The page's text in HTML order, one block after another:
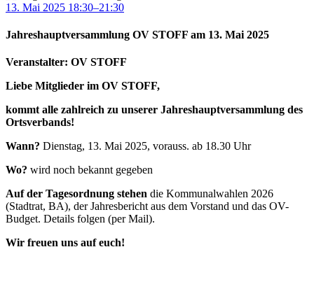
13. Mai 2025 18:30–21:30
Jahreshauptversammlung OV STOFF am 13. Mai 2025
Veranstalter: OV STOFF
Liebe Mitglieder im OV STOFF,
kommt alle zahlreich zu unserer Jahreshauptversammlung des
Ortsverbands!
Wann? Dienstag, 13. Mai 2025, vorauss. ab 18.30 Uhr
Wo? wird noch bekannt gegeben
Auf der Tagesordnung stehen die Kommunalwahlen 2026
(Stadtrat, BA), der Jahresbericht aus dem Vorstand und das OV-
Budget. Details folgen (per Mail).
Wir freuen uns auf euch!